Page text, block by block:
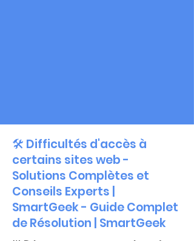
🛠️ Difficultés d'accès à
certains sites web -
Solutions Complètes et
Conseils Experts |
SmartGeek - Guide Complet
de Résolution | SmartGeek